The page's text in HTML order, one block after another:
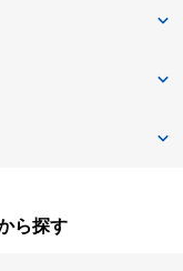
野木町
市
子町
ら探す